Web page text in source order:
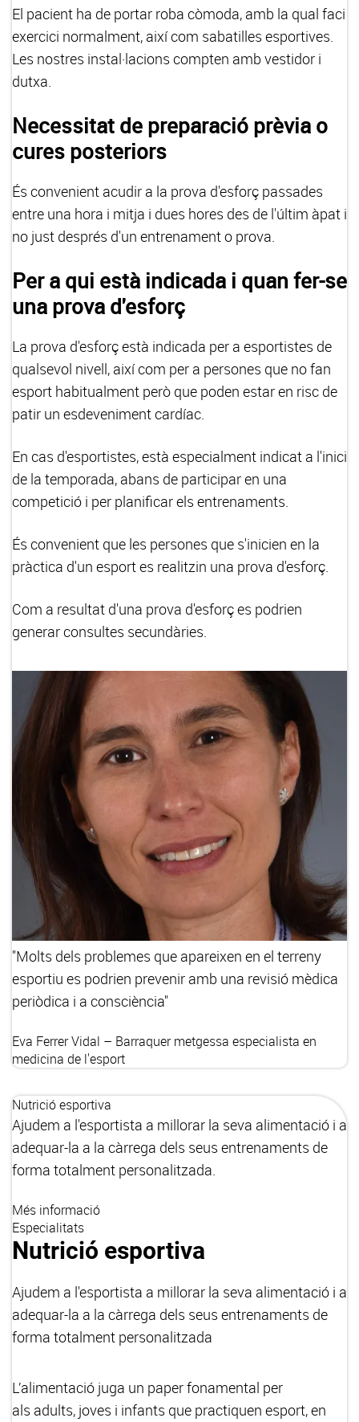
El pacient ha de portar roba còmoda, amb la qual faci
exercici normalment, així com sabatilles esportives.
Les nostres instal·lacions compten amb vestidor i
dutxa.
Necessitat de preparació prèvia o
cures posteriors
És convenient acudir a la prova d'esforç passades
entre una hora i mitja i dues hores des de l'últim àpat i
no just després d'un entrenament o prova.
Per a qui està indicada i quan fer-se
una prova d'esforç
La prova d'esforç està indicada per a esportistes de
qualsevol nivell, així com per a persones que no fan
esport habitualment però que poden estar en risc de
patir un esdeveniment cardíac.
En cas d'esportistes, està especialment indicat a l'inici
de la temporada, abans de participar en una
competició i per planificar els entrenaments.
És convenient que les persones que s'inicien en la
pràctica d'un esport es realitzin una prova d'esforç.
Com a resultat d'una prova d'esforç es podrien
generar consultes secundàries.
"Molts dels problemes que apareixen en el terreny
esportiu es podrien prevenir amb una revisió mèdica
periòdica i a consciència"
Eva Ferrer Vidal – Barraquer metgessa especialista en
medicina de l'esport
Nutrició esportiva
Ajudem a l'esportista a millorar la seva alimentació i a
adequar-la a la càrrega dels seus entrenaments de
forma totalment personalitzada.
Més informació
Especialitats
Nutrició esportiva
Ajudem a l'esportista a millorar la seva alimentació i a
adequar-la a la càrrega dels seus entrenaments de
forma totalment personalitzada
L’alimentació juga un paper fonamental per
als adults, joves i infants que practiquen esport, en